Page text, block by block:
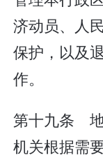
济动员、人
保护，以及
作。
第十九条 地
机关根据需